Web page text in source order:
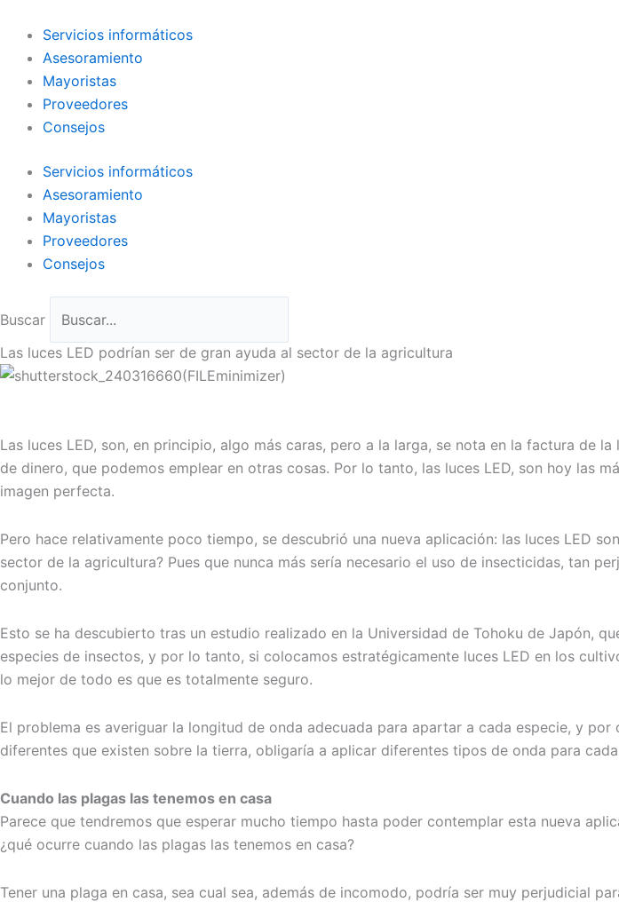
contenido
Servicios informáticos
Asesoramiento
Mayoristas
Proveedores
Consejos
Servicios informáticos
Asesoramiento
Mayoristas
Proveedores
Consejos
Buscar
Las luces LED podrían ser de gran ayuda al sector de la agricultura
Las luces LED, son, en principio, algo más caras, pero a la larga, se nota en la factura de
de dinero, que podemos emplear en otras cosas. Por lo tanto, las luces LED, son hoy las
imagen perfecta.
Pero hace relativamente poco tiempo, se descubrió una nueva aplicación: las luces LED son
sector de la agricultura? Pues que nunca más sería necesario el uso de insecticidas, tan
conjunto.
Esto se ha descubierto tras un estudio realizado en la Universidad de Tohoku de Japón,
especies de insectos, y por lo tanto, si colocamos estratégicamente luces LED en los
lo mejor de todo es que es totalmente seguro.
El problema es averiguar la longitud de onda adecuada para apartar a cada especie, y
diferentes que existen sobre la tierra, obligaría a aplicar diferentes tipos de onda para
Cuando las plagas las tenemos en casa
Parece que tendremos que esperar mucho tiempo hasta poder contemplar esta nueva
¿qué ocurre cuando las plagas las tenemos en casa?
Tener una plaga en casa, sea cual sea, además de incomodo, podría ser muy perjudicial